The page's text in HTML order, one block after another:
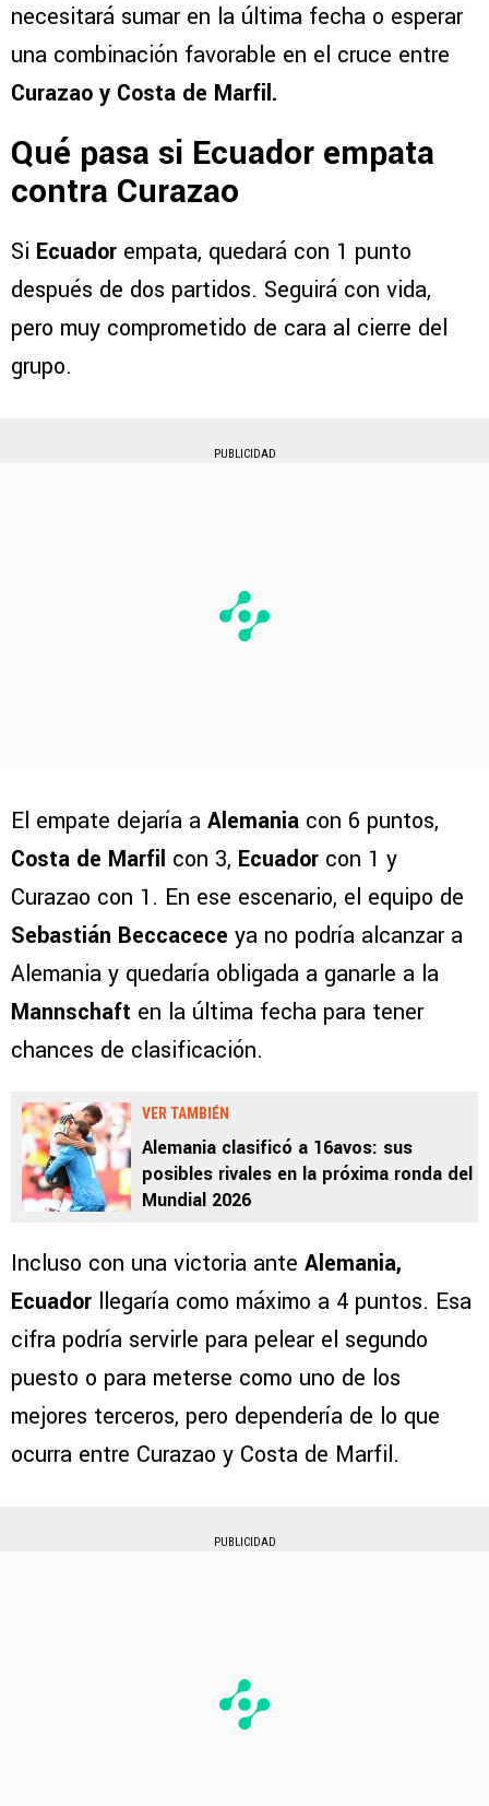
necesitará sumar en la última fecha o esperar
una combinación favorable en el cruce entre
Curazao y Costa de Marfil.
Qué pasa si Ecuador empata
contra Curazao
Si Ecuador empata, quedará con 1 punto
después de dos partidos. Seguirá con vida,
pero muy comprometido de cara al cierre del
grupo.
PUBLICIDAD
El empate dejaría a Alemania con 6 puntos,
Costa de Marfil con 3, Ecuador con 1 y
Curazao con 1. En ese escenario, el equipo de
Sebastián Beccacece ya no podría alcanzar a
Alemania y quedaría obligada a ganarle a la
Mannschaft en la última fecha para tener
chances de clasificación.
VER TAMBIÉN
Alemania clasificó a 16avos: sus
posibles rivales en la próxima ronda del
Mundial 2026
Incluso con una victoria ante Alemania,
Ecuador llegaría como máximo a 4 puntos. Esa
cifra podría servirle para pelear el segundo
puesto o para meterse como uno de los
mejores terceros, pero dependería de lo que
ocurra entre Curazao y Costa de Marfil.
PUBLICIDAD